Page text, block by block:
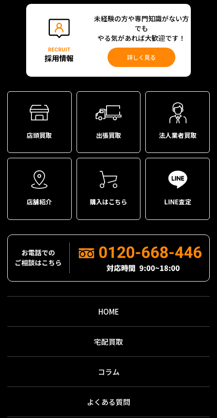
RECRUIT
採用情報
未経験の方や専門知識がない方
でも
やる気があれば大歓迎です！
詳しく見る
店頭買取 出張買取 法人業者買取
店舗紹介 購入はこちら LINE査定
HOME
宅配買取
コラム
よくある質問